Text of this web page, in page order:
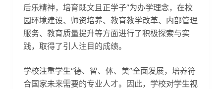
后乐精神，培育既文且正学子”为办学理念，在校
园环境建设、师资培养、教育教学改革、内部管理
服务、教育质量提升等方面进行了积极探索与实
践，取得了引人注目的成绩。
学校注重学生“德、智、体、美”全面发展，培养符
合国家未来需要的专业人才。因此，学校对学生视